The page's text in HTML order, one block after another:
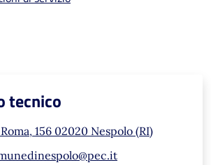
tecnico
156 02020 Nespolo (RI)